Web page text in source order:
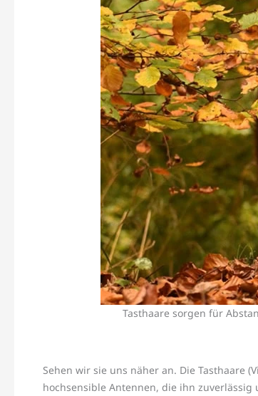
Tasthaare sorgen für
Sehen wir sie uns näher an. Die Tasthaare
hochsensible Antennen, die ihn